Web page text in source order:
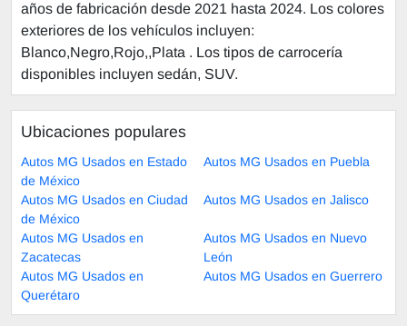
años de fabricación desde 2021 hasta 2024. Los colores
exteriores de los vehículos incluyen:
Blanco,Negro,Rojo,,Plata . Los tipos de carrocería
disponibles incluyen sedán, SUV.
Ubicaciones populares
Autos MG Usados en Estado
de México
Autos MG Usados en Puebla
Autos MG Usados en Ciudad
de México
Autos MG Usados en Jalisco
Autos MG Usados en
Zacatecas
Autos MG Usados en Nuevo
León
Autos MG Usados en
Querétaro
Autos MG Usados en Guerrero